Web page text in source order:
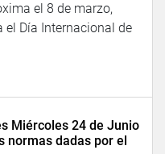
el 8 de marzo,
el Día Internacional de
Miércoles 24 de Junio
normas dadas por el